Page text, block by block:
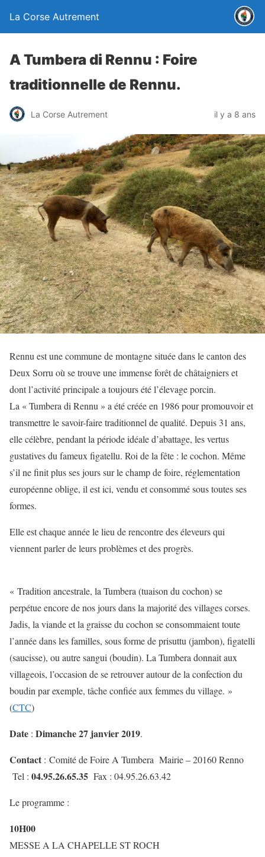
La Corse Autrement
A Tumbera di Rennu : Foire
traditionnelle de Rennu.
La Corse Autrement il y a 8 ans
Rennu est une commune de montagne située dans le canton des
Deux Sorru où se trouve une immense forêt de châtaigniers et
dont l’activité principale a toujours été l’élevage porcin.
La « Tumbera di Rennu » a été créée en 1986 pour promouvoir et
transmettre le savoir-faire traditionnel de qualité. Depuis 31 ans,
elle célèbre, pendant la période idéale d’abattage, les vertus
gustatives du fameux figatellu. Roi de la fête : le cochon. Même
s’il ne finit plus ses jours sur le champ de foire, réglementation
européenne oblige, il est ici, vendu et consommé sous toutes ses
formes.
Elle est chaque année le lieu de rencontre des éleveurs qui
viennent parler de leurs problèmes et des progrès.
« Tradition ancestrale, la Tumbera (tuaison du cochon) se
perpétue encore de nos jours dans la majorité des villages corses.
Jadis, la viande et la graisse du cochon se consommaient toute
l’année dans les familles, sous forme de prisuttu (jambon), figatelli
(saucisse), ou autre sangui (boudin). La Tumbera donnait aux
villageois, l’occasion de se retrouver autour de la confection du
boudin par exemple, tâche confiée aux femmes du village. »
(CTC)
Date : Dimanche 27 janvier 2019.
Contact : Comité de Foire A Tumbera Mairie – 20160 Renno
Tel : 04.95.26.65.35 Fax : 04.95.26.63.42
Le programme :
10H00
MESSE A LA CHAPELLE ST ROCH